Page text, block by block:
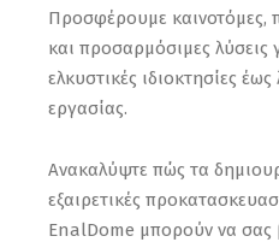
Προσφέρουμε καινοτόμες,
και προσαρμόσιμες λύσεις
ελκυστικές ιδιοκτησίες
εργασίας.
Ανακαλύψτε πώς τα
εξαιρετικές
EnalDome μπορούν να σας